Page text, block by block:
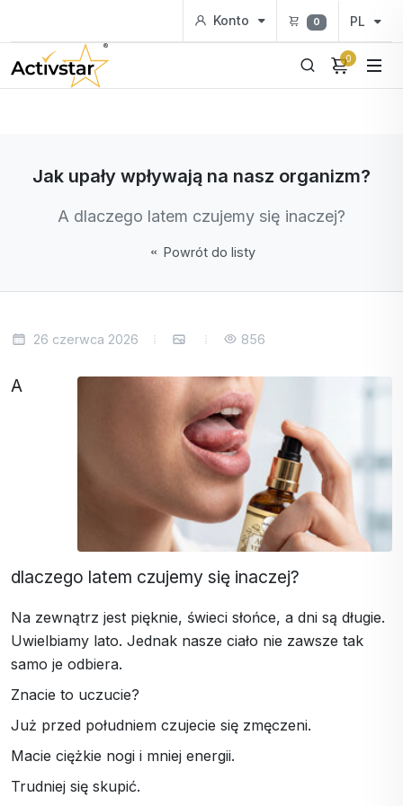
Konto 0 PL
0
Jak upały wpływają na nasz organizm?
A dlaczego latem czujemy się inaczej?
Powrót do listy
26 czerwca 2026 856
A
dlaczego latem czujemy się inaczej?
Na zewnątrz jest pięknie, świeci słońce, a dni są długie.
Uwielbiamy lato. Jednak nasze ciało nie zawsze tak
samo je odbiera.
Znacie to uczucie?
Już przed południem czujecie się zmęczeni.
Macie ciężkie nogi i mniej energii.
Trudniej się skupić.